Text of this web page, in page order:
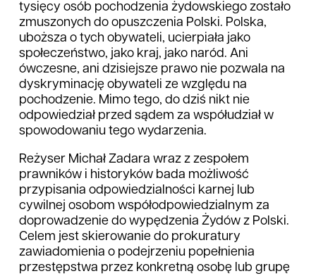
tysięcy osób pochodzenia żydowskiego zostało
zmuszonych do opuszczenia Polski. Polska,
uboższa o tych obywateli, ucierpiała jako
społeczeństwo, jako kraj, jako naród. Ani
ówczesne, ani dzisiejsze prawo nie pozwala na
dyskryminację obywateli ze względu na
pochodzenie. Mimo tego, do dziś nikt nie
odpowiedział przed sądem za współudział w
spowodowaniu tego wydarzenia.
Reżyser Michał Zadara wraz z zespołem
prawników i historyków bada możliwość
przypisania odpowiedzialności karnej lub
cywilnej osobom współodpowiedzialnym za
doprowadzenie do wypędzenia Żydów z Polski.
Celem jest skierowanie do prokuratury
zawiadomienia o podejrzeniu popełnienia
przestępstwa przez konkretną osobę lub grupę